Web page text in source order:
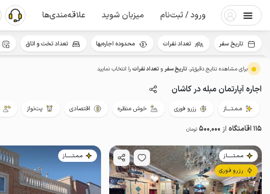
ورود / ثبت‌نام میزبان شوید علاقه‌مندی‌ها
برای مشاهده نتایج دقیق‌تر، تاریخ سفرو تعداد نفراترا انتخاب نمایید
اجاره آپارتمان مبله در کاشان
مـمـتــــاز رزرو فوری خوش منظره اقتصادی پت‌نواز
115 اقامتگاه از 500٬000 تومان
مـمـتــــــاز
رزرو فوری
مـمـتــــــاز
تاریخ سفر تعداد نفرات محدوده اجاره‌بها تعداد تخت و اتاق